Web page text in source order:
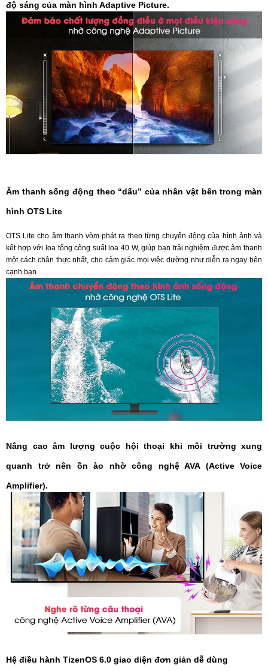
độ sáng của màn hình Adaptive Picture.
Âm thanh sống động theo “dấu” của nhân vật bên trong màn
hình OTS Lite
OTS Lite cho âm thanh vòm phát ra theo từng chuyển động của hình ảnh và
kết hợp với loa tổng công suất loa 40 W, giúp bạn trải nghiệm được âm thanh
một cách chân thực nhất, cho cảm giác mọi việc dường như diễn ra ngay bên
cạnh bạn.
Nâng cao âm lượng cuộc hội thoại khi môi trường xung
quanh trở nên ồn ào nhờ công nghệ AVA (Active Voice
Amplifier).
Hệ điều hành TizenOS 6.0 giao diện đơn giản dễ dùng